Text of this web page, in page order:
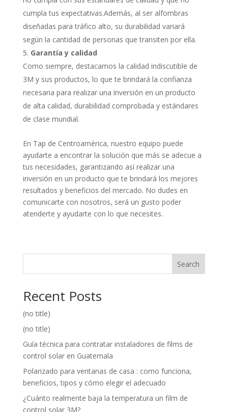
cumpla tus expectativas.Además, al ser alfombras
diseñadas para tráfico alto, su durabilidad variará
según la cantidad de personas que transiten por ella.
Garantía y calidad
Como siempre, destacamos la calidad indiscutible de
3M y sus productos, lo que te brindará la confianza
necesaria para realizar una inversión en un producto
de alta calidad, durabilidad comprobada y estándares
de clase mundial.
En Tap de Centroamérica, nuestro equipo puede
ayudarte a encontrar la solución que más se adecue a
tus necesidades, garantizando así realizar una
inversión en un producto que te brindará los mejores
resultados y beneficios del mercado. No dudes en
comunicarte con nosotros, será un gusto poder
atenderte y ayudarte con lo que necesites.
Search
Recent Posts
(no title)
(no title)
Guía técnica para contratar instaladores de films de
control solar en Guatemala
Polarizado para ventanas de casa : como funciona,
beneficios, tipos y cómo elegir el adecuado
¿Cuánto realmente baja la temperatura un film de
control solar 3M?